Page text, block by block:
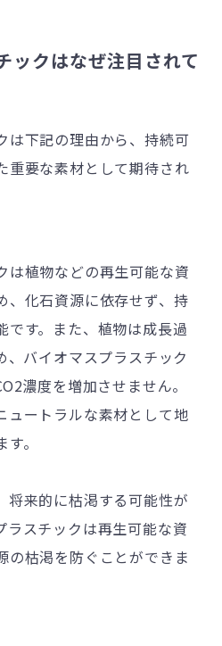
ックはなぜ注目されて
は下記の理由から、持続可
重要な素材として期待され
は植物などの再生可能な資
、化石資源に依存せず、持
です。また、植物は成長過
、バイオマスプラスチック
濃度を増加させません。
ュートラルな素材として地
。
将来的に枯渇する可能性が
ラスチックは再生可能な資
の枯渇を防ぐことができま